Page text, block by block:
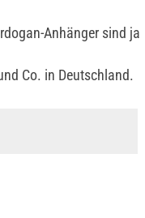
Anhänger sind ja
Co. in Deutschland.